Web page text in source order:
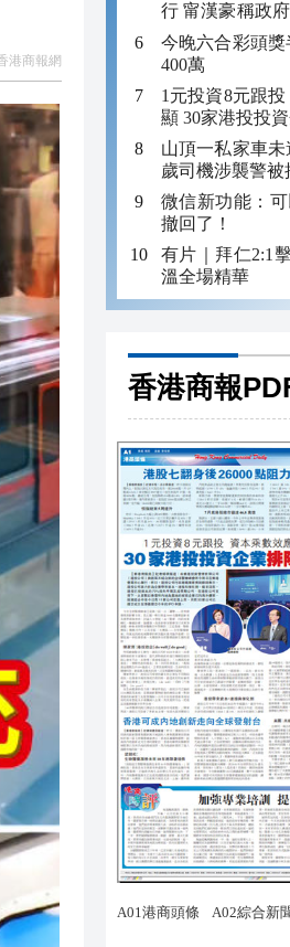
港商報網
行 甯漢豪稱政府和建造業議會做
好培訓工作
今晚六合彩頭
400萬
1元投資8元跟
顯 30家港投投
山頂一私家車
歲司機涉襲警被
微信新功能：
撤回了！
有片｜拜仁2:1擊敗維
溫全場精華
香港商報